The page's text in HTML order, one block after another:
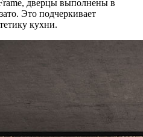
дверцы выполнены в
Это подчеркивает
кухни.